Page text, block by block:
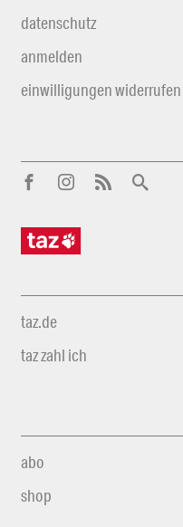
datenschutz
anmelden
einwilligungen widerrufen
taz.de
taz zahl ich
abo
shop